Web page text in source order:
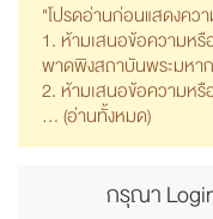
"โปรดอ่านก่อนแสดงคว
1. ห้ามเสนอข้อความห
พาดพิงสถาบันพระมหา
2. ห้ามเสนอข้อความหรื
... (อ่านทั้งหมด)
กรุณา